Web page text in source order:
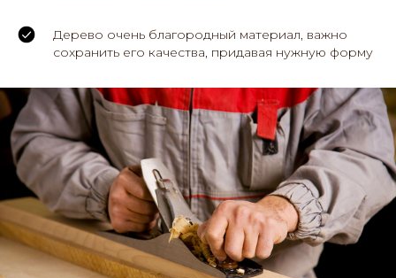
Дерево очень благородный материал, важно
сохранить его качества, придавая нужную форму